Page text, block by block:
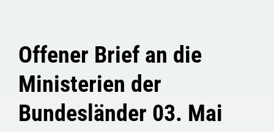
Offener Brief an die
Ministerien der
Bundesländer 03. Mai